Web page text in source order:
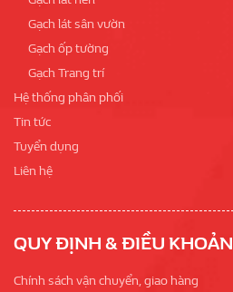
Gạch lát sân vườn
Gạch ốp tường
Gạch Trang trí
Hệ thống phân phối
Tin tức
Tuyển dụng
Liên hệ
QUY ĐỊNH & ĐIỀU KHOẢN
Chính sách vận chuyển, giao hàng